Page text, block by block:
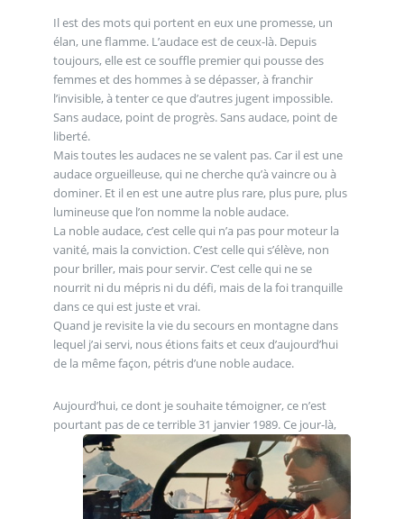
Il est des mots qui portent en eux une promesse, un
élan, une flamme. L’audace est de ceux-là. Depuis
toujours, elle est ce souffle premier qui pousse des
femmes et des hommes à se dépasser, à franchir
l’invisible, à tenter ce que d’autres jugent impossible.
Sans audace, point de progrès. Sans audace, point de
liberté.
Mais toutes les audaces ne se valent pas. Car il est une
audace orgueilleuse, qui ne cherche qu’à vaincre ou à
dominer. Et il en est une autre plus rare, plus pure, plus
lumineuse que l’on nomme la noble audace.
La noble audace, c’est celle qui n’a pas pour moteur la
vanité, mais la conviction. C’est celle qui s’élève, non
pour briller, mais pour servir. C’est celle qui ne se
nourrit ni du mépris ni du défi, mais de la foi tranquille
dans ce qui est juste et vrai.
Quand je revisite la vie du secours en montagne dans
lequel j’ai servi, nous étions faits et ceux d’aujourd’hui
de la même façon, pétris d’une noble audace.
Aujourd’hui, ce dont je souhaite témoigner, ce n’est
pourtant pas de ce terrible 31 janvier 1989. Ce jour-là,